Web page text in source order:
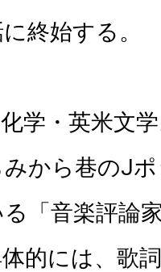
終始する。
学・英米文
から巷のJ
「音楽評論
的には、歌